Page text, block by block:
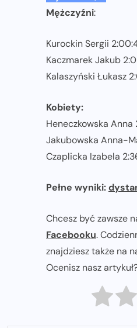
Mężczyźni:
Kurockin Sergii
Kaczmarek Jakub
Kalaszyński Łukasz
Kobiety:
Heneczkowska Anna
Jakubowska Anna-
Czaplicka Izabela
Pełne wyniki:
Chcesz być zawsze
Facebooku.
znajdziesz także na
Ocenisz nasz